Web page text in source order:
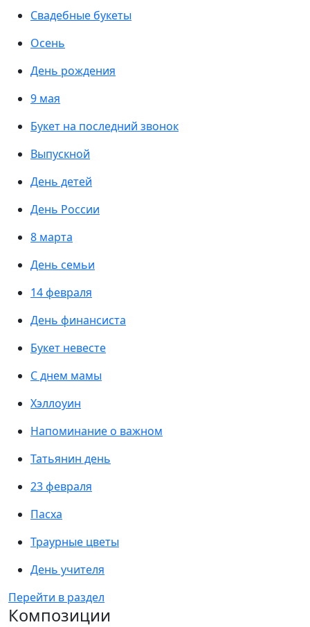
Свадебные букеты
Осень
День рождения
9 мая
Букет на последний звонок
Выпускной
День детей
День России
8 марта
День семьи
14 февраля
День финансиста
Букет невесте
С днем мамы
Хэллоуин
Напоминание о важном
Татьянин день
23 февраля
Пасха
Траурные цветы
День учителя
Перейти в раздел
Композиции